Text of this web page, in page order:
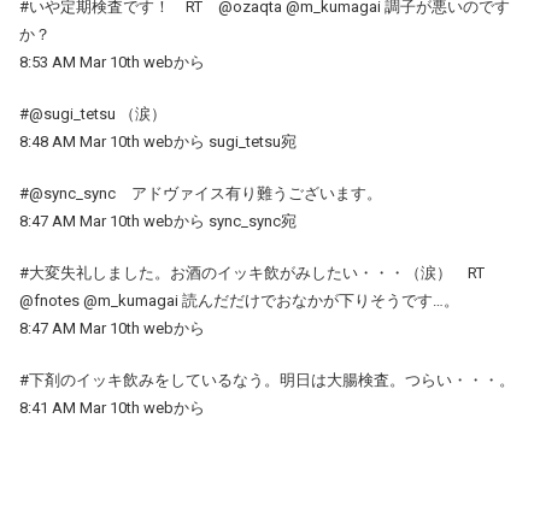
#いや定期検査です！ RT @ozaqta @m_kumagai 調子が悪いのです
か？
8:53 AM Mar 10th webから
#@sugi_tetsu （涙）
8:48 AM Mar 10th webから sugi_tetsu宛
#@sync_sync アドヴァイス有り難うございます。
8:47 AM Mar 10th webから sync_sync宛
#大変失礼しました。お酒のイッキ飲がみしたい・・・（涙） RT
@fnotes @m_kumagai 読んだだけでおなかが下りそうです…。
8:47 AM Mar 10th webから
#下剤のイッキ飲みをしているなう。明日は大腸検査。つらい・・・。
8:41 AM Mar 10th webから